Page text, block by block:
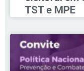
TST e MPE